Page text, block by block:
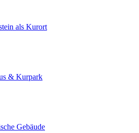
als Kurort
& Kurpark
Gebäude